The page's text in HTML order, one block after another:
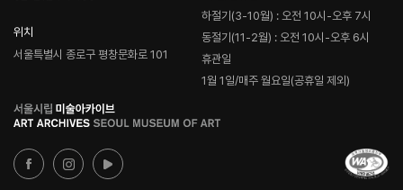
위치
서울특별시 종로구 평창문화로 101
하절기(3-10월) : 오전 10시-오후 7시
동절기(11-2월) : 오전 10시-오후 6시
휴관일
1월 1일/매주 월요일(공휴일 제외)
로
고